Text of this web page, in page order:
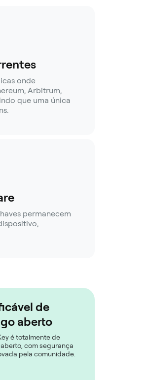
onde
Arbitrum,
que uma única
permanecem
de
aberto
é totalmente de
com segurança
pela comunidade.